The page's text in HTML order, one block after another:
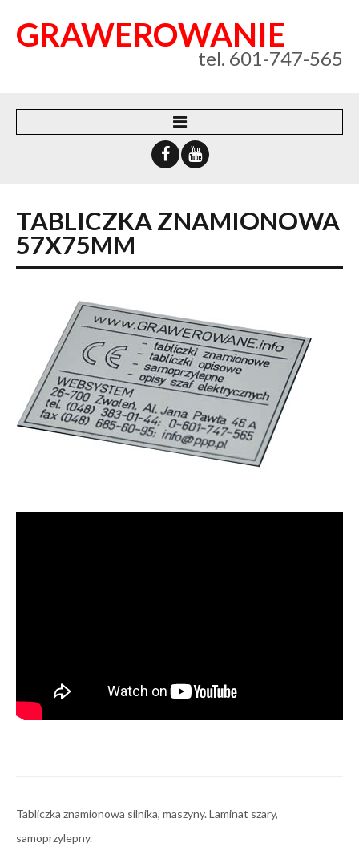
GRAWEROWANIE
tel. 601-747-565
KONTAKT
POLITYKA PRYWATNOŚCI
TABLICZKAZNAMIONOWA
57X75MM
Tabliczka znamionowa silnika, maszyny. Laminat szary,
samoprzylepny.